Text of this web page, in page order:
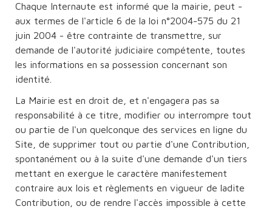
Chaque Internaute est informé que la mairie, peut -
aux termes de l'article 6 de la loi n°2004-575 du 21
juin 2004 - être contrainte de transmettre, sur
demande de l'autorité judiciaire compétente, toutes
les informations en sa possession concernant son
identité.
La Mairie est en droit de, et n'engagera pas sa
responsabilité à ce titre, modifier ou interrompre tout
ou partie de l'un quelconque des services en ligne du
Site, de supprimer tout ou partie d'une Contribution,
spontanément ou à la suite d'une demande d'un tiers
mettant en exergue le caractère manifestement
contraire aux lois et règlements en vigueur de ladite
Contribution, ou de rendre l'accès impossible à cette